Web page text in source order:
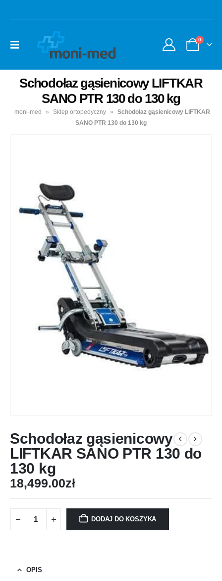
0
Schodołaz gąsienicowy LIFTKAR
SANO PTR 130 do 130 kg
moni-med » Sklep ortopedyczny »
Schodołaz gąsienicowy LIFTKAR
SANO PTR 130 do 130 kg
Schodołaz gąsienicowy
LIFTKAR SANO PTR 130 do
130 kg
18,499.00zł
DODAJ DO KOSZYKA
OPIS